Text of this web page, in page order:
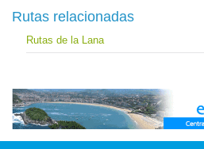
Rutas relacionadas
Rutas de la Lana